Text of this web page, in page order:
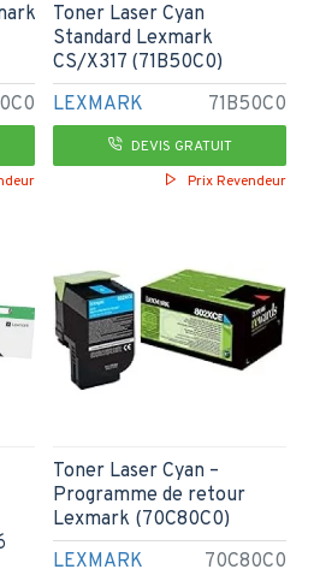
LEXMARK 71B50C0
Toner Laser Cyan
Standard Lexmark
CS/X317 (71B50C0)
DEVIS GRATUIT
Prix Revendeur
LEXMARK 70C80C0
Toner Laser Cyan –
Programme de retour
Lexmark (70C80C0)